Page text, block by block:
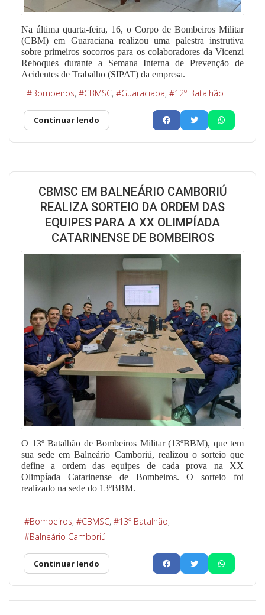
Na última quarta-feira, 16, o Corpo de Bombeiros Militar
(CBM) em Guaraciana realizou uma palestra instrutiva
sobre primeiros socorros para os colaboradores da Vicenzi
Reboques durante a Semana Interna de Prevenção de
Acidentes de Trabalho (SIPAT) da empresa.
Bombeiros CBMSC Guaraciaba 12º Batalhão
Continuar lendo
CBMSC EM BALNEÁRIO CAMBORIÚ
REALIZA SORTEIO DA ORDEM DAS
EQUIPES PARA A XX OLIMPÍADA
CATARINENSE DE BOMBEIROS
O 13º Batalhão de Bombeiros Militar (13ºBBM), que tem
sua sede em Balneário Camboriú, realizou o sorteio que
define a ordem das equipes de cada prova na XX
Olimpíada Catarinense de Bombeiros. O sorteio foi
realizado na sede do 13ºBBM.
Bombeiros CBMSC
13º Batalhão
Balneário Camboriú
Continuar lendo